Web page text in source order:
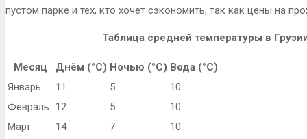
пустом парке и тех, кто хочет сэкономить, так как цены на
Таблица средней температуры в
Месяц Днём (°C) Ночью (°C) Вода (°C)
Январь
11 5
10
Февраль
12 5
10
Март
14 7
10